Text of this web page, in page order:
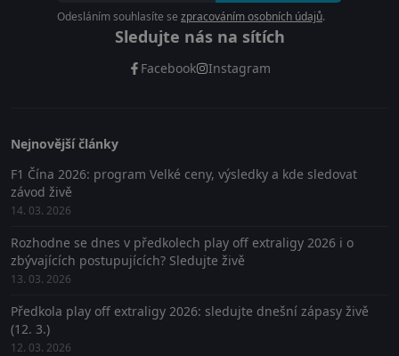
Odesláním souhlasíte se zpracováním osobních údajů.
Sledujte nás na sítích
Facebook Instagram
Nejnovější články
F1 Čína 2026: program Velké ceny, výsledky a kde sledovat
závod živě
14. 03. 2026
Rozhodne se dnes v předkolech play off extraligy 2026 i o
zbývajících postupujících? Sledujte živě
13. 03. 2026
Předkola play off extraligy 2026: sledujte dnešní zápasy živě
(12. 3.)
12. 03. 2026